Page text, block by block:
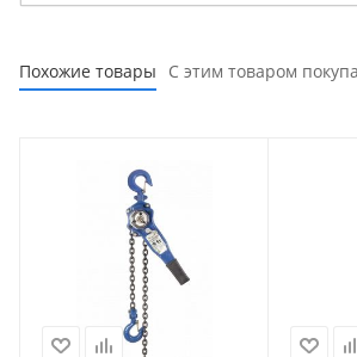
Похожие товары С этим товаром